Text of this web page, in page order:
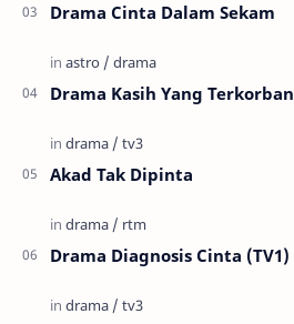
Drama Cinta Dalam Sekam
Drama Kasih Yang Terkorban
Akad Tak Dipinta
Drama Diagnosis Cinta (TV1)